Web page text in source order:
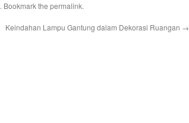
. Bookmark the permalink.
Keindahan Lampu Gantung dalam Dekorasi Ruangan →